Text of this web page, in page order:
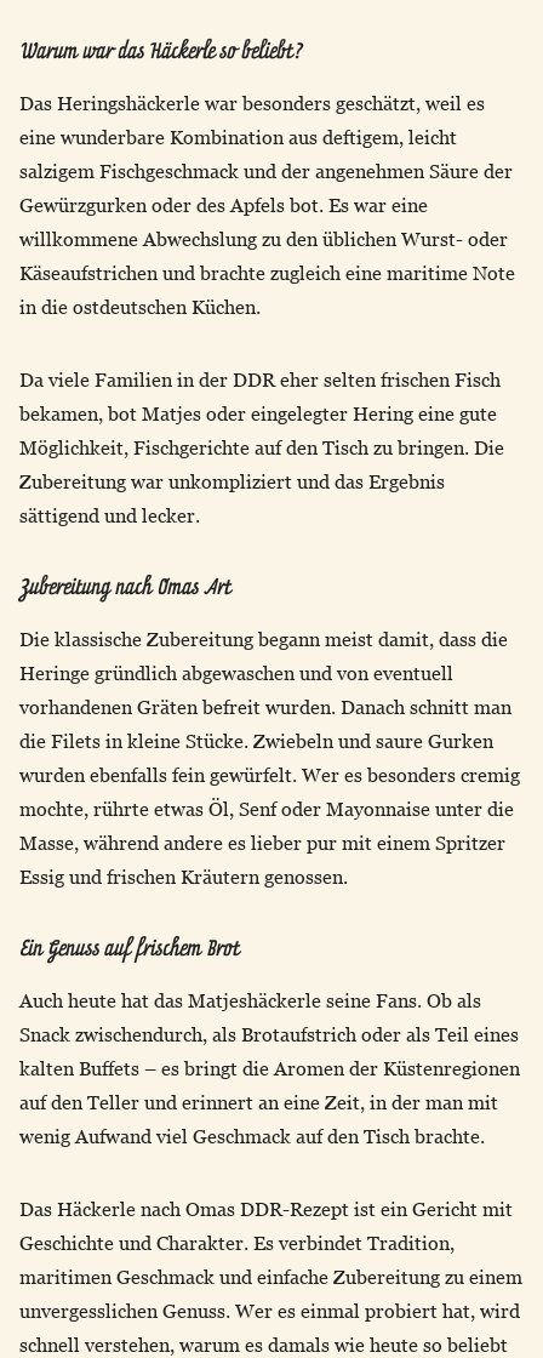
Warum war das Häckerle so beliebt?
Das Heringshäckerle war besonders geschätzt, weil es
eine wunderbare Kombination aus deftigem, leicht
salzigem Fischgeschmack und der angenehmen Säure der
Gewürzgurken oder des Apfels bot. Es war eine
willkommene Abwechslung zu den üblichen Wurst- oder
Käseaufstrichen und brachte zugleich eine maritime Note
in die ostdeutschen Küchen.
Da viele Familien in der DDR eher selten frischen Fisch
bekamen, bot Matjes oder eingelegter Hering eine gute
Möglichkeit, Fischgerichte auf den Tisch zu bringen. Die
Zubereitung war unkompliziert und das Ergebnis
sättigend und lecker.
Zubereitung nach Omas Art
Die klassische Zubereitung begann meist damit, dass die
Heringe gründlich abgewaschen und von eventuell
vorhandenen Gräten befreit wurden. Danach schnitt man
die Filets in kleine Stücke. Zwiebeln und saure Gurken
wurden ebenfalls fein gewürfelt. Wer es besonders cremig
mochte, rührte etwas Öl, Senf oder Mayonnaise unter die
Masse, während andere es lieber pur mit einem Spritzer
Essig und frischen Kräutern genossen.
Ein Genuss auf frischem Brot
Auch heute hat das Matjeshäckerle seine Fans. Ob als
Snack zwischendurch, als Brotaufstrich oder als Teil eines
kalten Buffets – es bringt die Aromen der Küstenregionen
auf den Teller und erinnert an eine Zeit, in der man mit
wenig Aufwand viel Geschmack auf den Tisch brachte.
Das Häckerle nach Omas DDR-Rezept ist ein Gericht mit
Geschichte und Charakter. Es verbindet Tradition,
maritimen Geschmack und einfache Zubereitung zu einem
unvergesslichen Genuss. Wer es einmal probiert hat, wird
schnell verstehen, warum es damals wie heute so beliebt